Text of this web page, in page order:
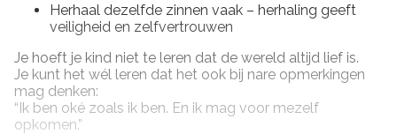
Herhaal dezelfde zinnen vaak – herhaling geeft
veiligheid en zelfvertrouwen
Je hoeft je kind niet te leren dat de wereld altijd lief is.
Je kunt het wél leren dat het ook bij nare opmerkingen
mag denken:
“Ik ben oké zoals ik ben. En ik mag voor mezelf
opkomen.”